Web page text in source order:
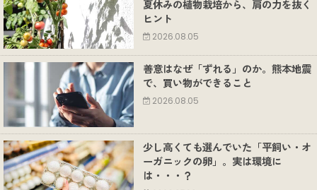
夏休みの植物栽培から、肩の力を抜く
ヒント
2026.08.05
善意はなぜ「ずれる」のか。熊本地震
で、買い物ができること
2026.08.05
少し高くても選んでいた「平飼い・オ
ーガニックの卵」。実は環境に
は・・・？